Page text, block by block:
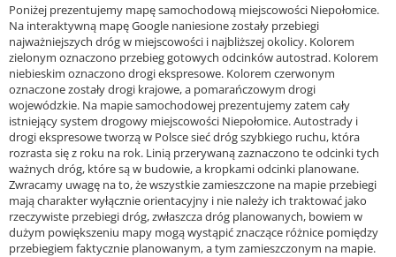
Poniżej prezentujemy mapę samochodową miejscowości Niepołomice.
Na interaktywną mapę Google naniesione zostały przebiegi
najważniejszych dróg w miejscowości i najbliższej okolicy. Kolorem
zielonym oznaczono przebieg gotowych odcinków autostrad. Kolorem
niebieskim oznaczono drogi ekspresowe. Kolorem czerwonym
oznaczone zostały drogi krajowe, a pomarańczowym drogi
wojewódzkie. Na mapie samochodowej prezentujemy zatem cały
istniejący system drogowy miejscowości Niepołomice. Autostrady i
drogi ekspresowe tworzą w Polsce sieć dróg szybkiego ruchu, która
rozrasta się z roku na rok. Linią przerywaną zaznaczono te odcinki tych
ważnych dróg, które są w budowie, a kropkami odcinki planowane.
Zwracamy uwagę na to, że wszystkie zamieszczone na mapie przebiegi
mają charakter wyłącznie orientacyjny i nie należy ich traktować jako
rzeczywiste przebiegi dróg, zwłaszcza dróg planowanych, bowiem w
dużym powiększeniu mapy mogą wystąpić znaczące różnice pomiędzy
przebiegiem faktycznie planowanym, a tym zamieszczonym na mapie.